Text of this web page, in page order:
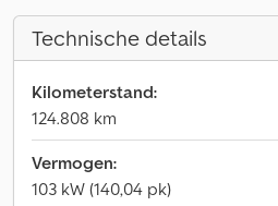
Technische details
Kilometerstand:
124.808 km
Vermogen:
103 kW (140,04 pk)